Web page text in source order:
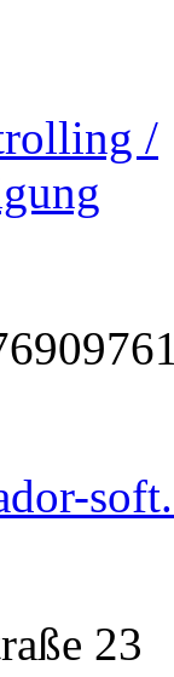
/
23